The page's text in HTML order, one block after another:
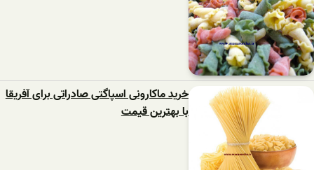
خرید ماکارونی اسپاگتی صادراتی برای آفریقا
با بهترین قیمت